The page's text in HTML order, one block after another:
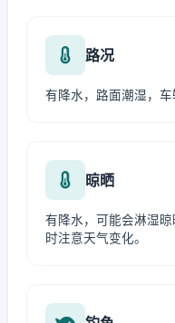
路况
有降水，路面潮湿，车
晾晒
有降水，可能会淋湿
时注意天气变化。